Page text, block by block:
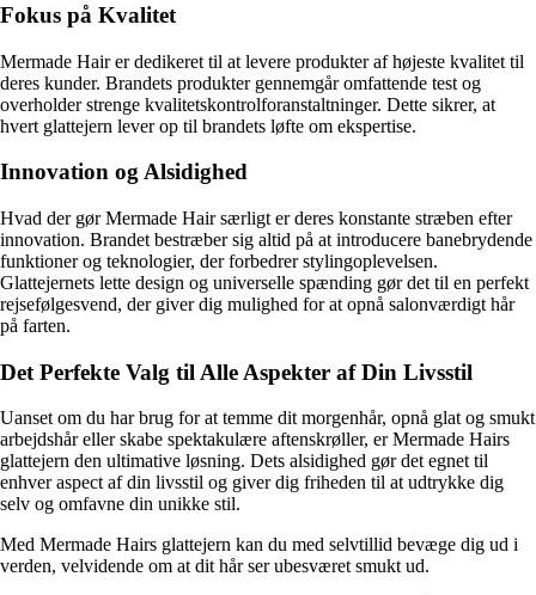
Fokus på Kvalitet
Mermade Hair er dedikeret til at levere produkter af højeste kvalitet til
deres kunder. Brandets produkter gennemgår omfattende test og
overholder strenge kvalitetskontrolforanstaltninger. Dette sikrer, at
hvert glattejern lever op til brandets løfte om ekspertise.
Innovation og Alsidighed
Hvad der gør Mermade Hair særligt er deres konstante stræben efter
innovation. Brandet bestræber sig altid på at introducere banebrydende
funktioner og teknologier, der forbedrer stylingoplevelsen.
Glattejernets lette design og universelle spænding gør det til en perfekt
rejsefølgesvend, der giver dig mulighed for at opnå salonværdigt hår
på farten.
Det Perfekte Valg til Alle Aspekter af Din Livsstil
Uanset om du har brug for at temme dit morgenhår, opnå glat og smukt
arbejdshår eller skabe spektakulære aftenskrøller, er Mermade Hairs
glattejern den ultimative løsning. Dets alsidighed gør det egnet til
enhver aspect af din livsstil og giver dig friheden til at udtrykke dig
selv og omfavne din unikke stil.
Med Mermade Hairs glattejern kan du med selvtillid bevæge dig ud i
verden, velvidende om at dit hår ser ubesværet smukt ud.